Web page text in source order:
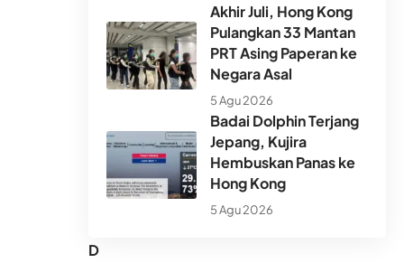
Akhir Juli, Hong Kong
Pulangkan 33 Mantan
PRT Asing Paperan ke
Negara Asal
5 Agu 2026
Badai Dolphin Terjang
Jepang, Kujira
Hembuskan Panas ke
Hong Kong
5 Agu 2026
D